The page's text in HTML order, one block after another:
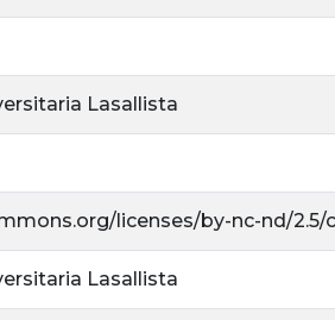
Lasallista
licenses/by-nc-nd/2.5/
Lasallista